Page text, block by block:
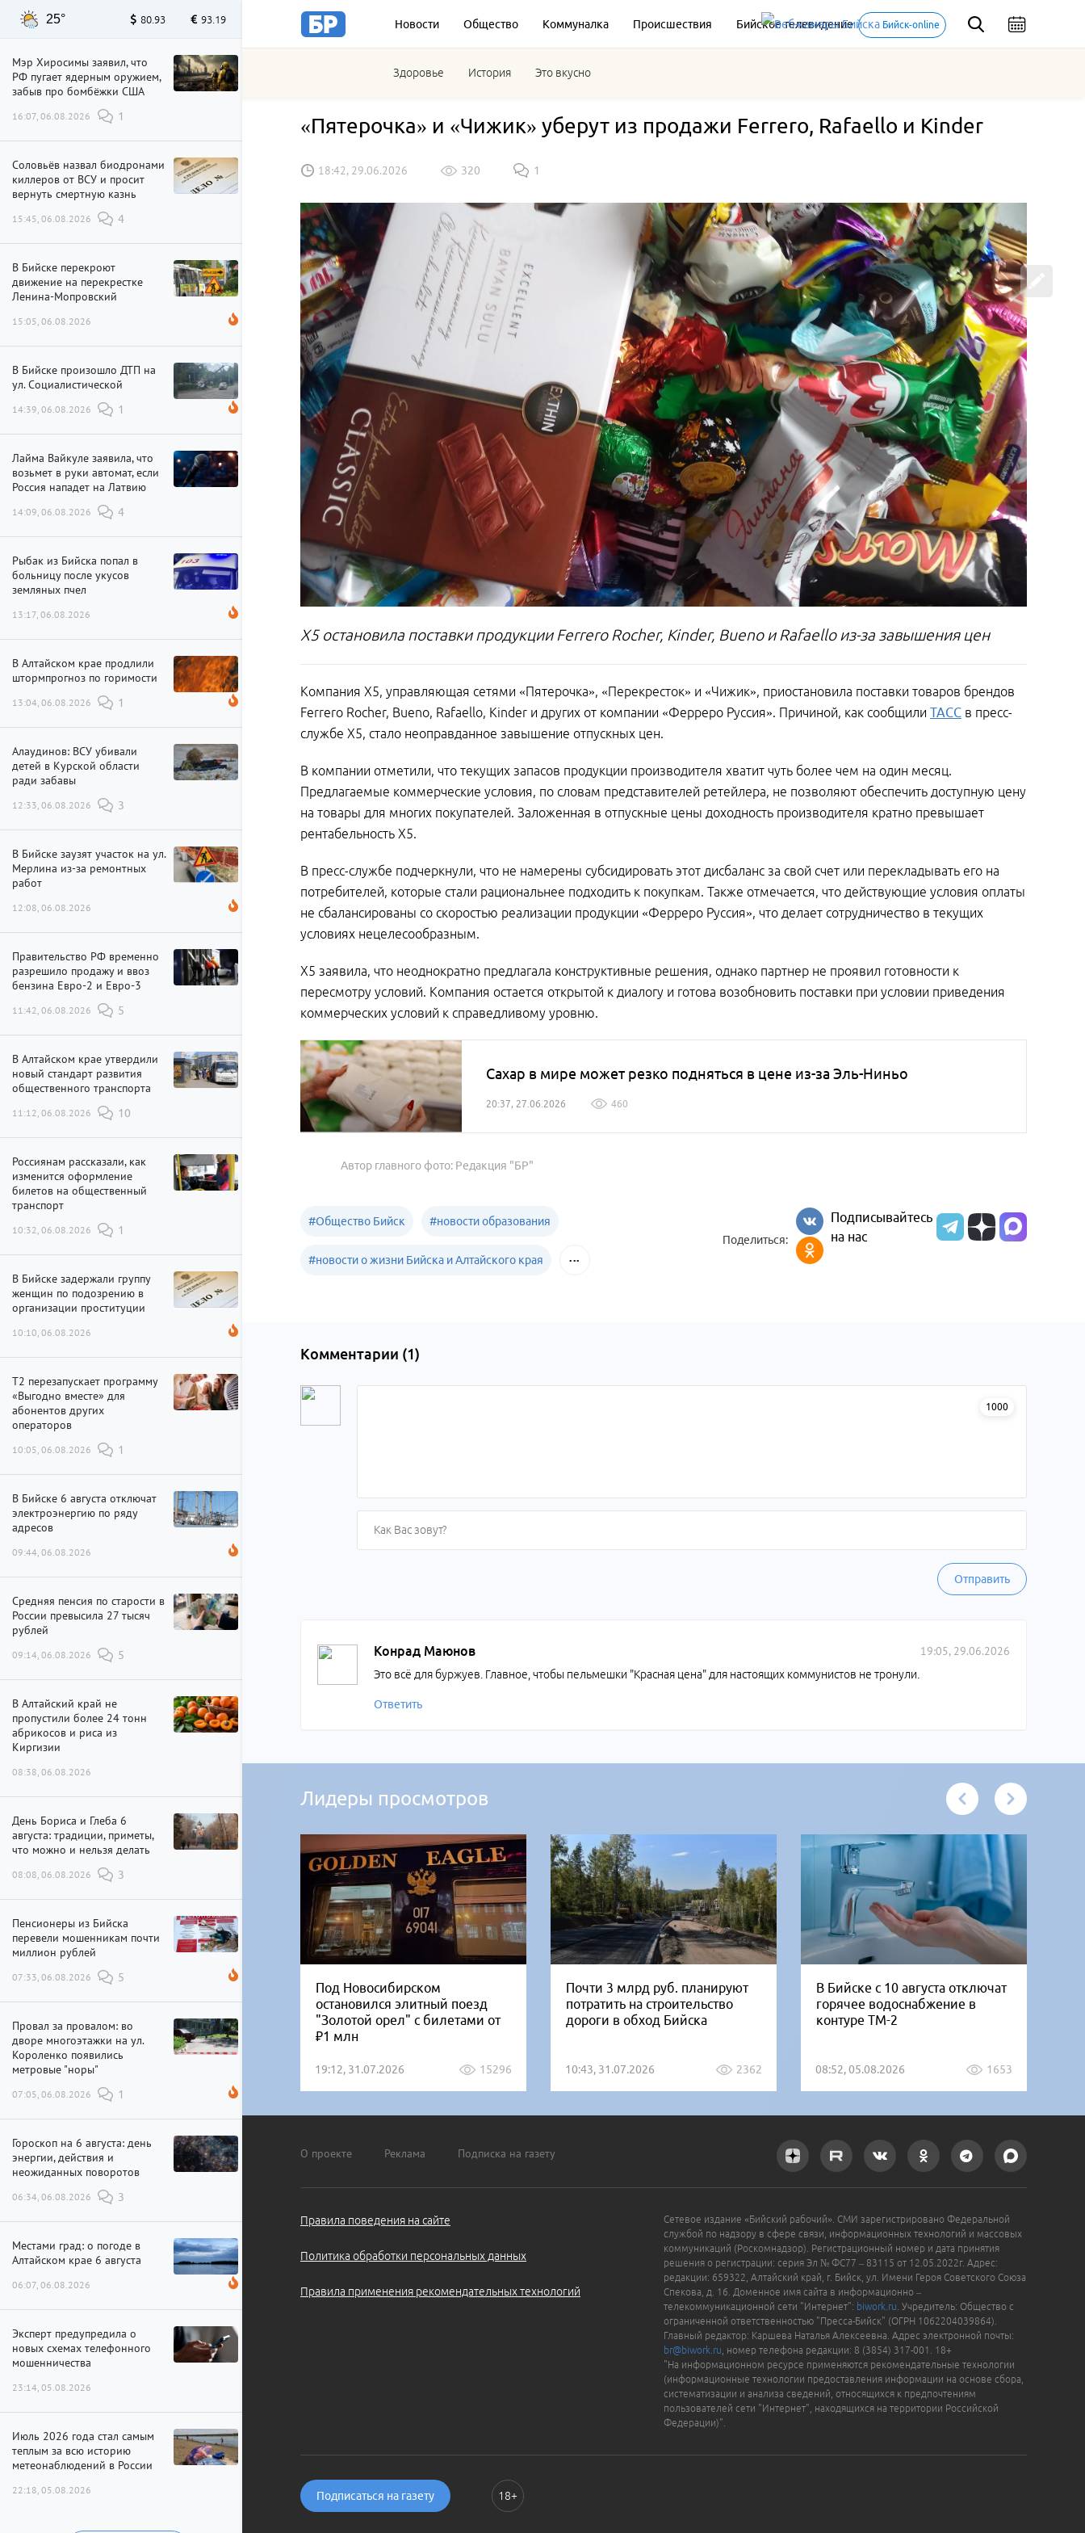
Новости Общество Коммуналка Происшествия Бийское телевидение Бийск-online
Здоровье История Это вкусно
25° 80.93 93.19
Мэр Хиросимы заявил, что
РФ пугает ядерным оружием,
забыв про бомбёжки США
16:07, 06.08.2026 1
Соловьёв назвал биодронами
киллеров от ВСУ и просит
вернуть смертную казнь
15:45, 06.08.2026 4
В Бийске перекроют
движение на перекрестке
Ленина-Мопровский
15:05, 06.08.2026
В Бийске произошло ДТП на
ул. Социалистической
14:39, 06.08.2026 1
Лайма Вайкуле заявила, что
возьмет в руки автомат, если
Россия нападет на Латвию
14:09, 06.08.2026 4
Рыбак из Бийска попал в
больницу после укусов
земляных пчел
13:17, 06.08.2026
В Алтайском крае продлили
штормпрогноз по горимости
13:04, 06.08.2026 1
Алаудинов: ВСУ убивали
детей в Курской области
ради забавы
12:33, 06.08.2026 3
В Бийске заузят участок на ул.
Мерлина из-за ремонтных
работ
12:08, 06.08.2026
Правительство РФ временно
разрешило продажу и ввоз
бензина Евро-2 и Евро-3
11:42, 06.08.2026 5
В Алтайском крае утвердили
новый стандарт развития
общественного транспорта
11:12, 06.08.2026 10
Россиянам рассказали, как
изменится оформление
билетов на общественный
транспорт
10:32, 06.08.2026 1
В Бийске задержали группу
женщин по подозрению в
организации проституции
10:10, 06.08.2026
Т2 перезапускает программу
«Выгодно вместе» для
абонентов других
операторов
10:05, 06.08.2026 1
В Бийске 6 августа отключат
электроэнергию по ряду
адресов
09:44, 06.08.2026
Средняя пенсия по старости в
России превысила 27 тысяч
рублей
09:14, 06.08.2026 5
В Алтайский край не
пропустили более 24 тонн
абрикосов и риса из
Киргизии
08:38, 06.08.2026
День Бориса и Глеба 6
августа: традиции, приметы,
что можно и нельзя делать
08:08, 06.08.2026 3
Пенсионеры из Бийска
перевели мошенникам почти
миллион рублей
07:33, 06.08.2026 5
Провал за провалом: во
дворе многоэтажки на ул.
Короленко появились
метровые "норы"
07:05, 06.08.2026 1
Гороскоп на 6 августа: день
энергии, действия и
неожиданных поворотов
06:34, 06.08.2026 3
Местами град: о погоде в
Алтайском крае 6 августа
06:07, 06.08.2026
Эксперт предупредила о
новых схемах телефонного
мошенничества
23:14, 05.08.2026
Июль 2026 года стал самым
теплым за всю историю
метеонаблюдений в России
22:18, 05.08.2026
«Пятерочка» и «Чижик» уберут из продажи Ferrero, Rafaello и Kinder
18:42, 29.06.2026 320 1
X5 остановила поставки продукции Ferrero Rocher, Kinder, Bueno и Rafaello из-за завышения цен
Компания Х5, управляющая сетями «Пятерочка», «Перекресток» и «Чижик», приостановила поставки товаров брендов
Ferrero Rocher, Bueno, Rafaello, Kinder и других от компании «Ферреро Руссия». Причиной, как сообщили ТАСС в пресс-
службе Х5, стало неоправданное завышение отпускных цен.
В компании отметили, что текущих запасов продукции производителя хватит чуть более чем на один месяц.
Предлагаемые коммерческие условия, по словам представителей ретейлера, не позволяют обеспечить доступную цену
на товары для многих покупателей. Заложенная в отпускные цены доходность производителя кратно превышает
рентабельность Х5.
В пресс-службе подчеркнули, что не намерены субсидировать этот дисбаланс за свой счет или перекладывать его на
потребителей, которые стали рациональнее подходить к покупкам. Также отмечается, что действующие условия оплаты
не сбалансированы со скоростью реализации продукции «Ферреро Руссия», что делает сотрудничество в текущих
условиях нецелесообразным.
Х5 заявила, что неоднократно предлагала конструктивные решения, однако партнер не проявил готовности к
пересмотру условий. Компания остается открытой к диалогу и готова возобновить поставки при условии приведения
коммерческих условий к справедливому уровню.
Сахар в мире может резко подняться в цене из-за Эль-Ниньо
20:37, 27.06.2026 460
Автор главного фото: Редакция "БР"
#Общество Бийск #новости образования
#новости о жизни Бийска и Алтайского края
Поделиться:
Подписывайтесь
на нас
Комментарии (1)
1000
Отправить
Конрад Маюнов 19:05, 29.06.2026
Это всё для буржуев. Главное, чтобы пельмешки "Красная цена" для настоящих коммунистов не тронули.
Ответить
Лидеры просмотров
Под Новосибирском
остановился элитный поезд
"Золотой орел" с билетами от
₽1 млн
19:12, 31.07.2026 15296
Почти 3 млрд руб. планируют
потратить на строительство
дороги в обход Бийска
10:43, 31.07.2026 2362
В Бийске с 10 августа отключат
горячее водоснабжение в
контуре ТМ-2
08:52, 05.08.2026 1653
О проекте Реклама Подписка на газету
Правила поведения на сайте
Политика обработки персональных данных
Правила применения рекомендательных технологий
Сетевое издание «Бийский рабочий». СМИ зарегистрировано Федеральной
службой по надзору в сфере связи, информационных технологий и массовых
коммуникаций (Роскомнадзор). Регистрационный номер и дата принятия
решения о регистрации: серия Эл № ФС77 – 83115 от 12.05.2022г. Адрес:
редакции: 659322, Алтайский край, г. Бийск, ул. Имени Героя Советского Союза
Спекова, д. 16. Доменное имя сайта в информационно –
телекоммуникационной сети "Интернет": biwork.ru . Учредитель: Общество с
ограниченной ответственностью "Пресса-Бийск" (ОГРН 1062204039864).
Главный редактор: Каршева Наталья Алексеевна. Адрес электронной почты:
br@biwork.ru , номер телефона редакции: 8 (3854) 317-001. 18+
"На информационном ресурсе применяются рекомендательные технологии
(информационные технологии предоставления информации на основе сбора,
систематизации и анализа сведений, относящихся к предпочтениям
пользователей сети "Интернет", находящихся на территории Российской
Федерации)".
Подписаться на газету 18+